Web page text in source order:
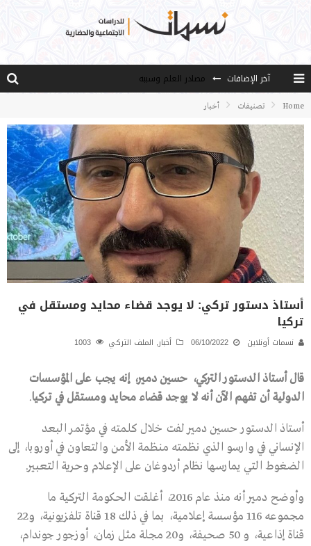
آخر الإضافات
مصادر العلم وسببه
مدارس كولن: التعليم بوصفه مشروعًا لبناء الإنسان والمجتمع
هذا النهج نهج أصيل
الخدمة ..من فقه الأزمة إلى فقه العمل
Home تصنيفات أخبار
أستاذ دستور تركي: لا يوجد قضاء محايد ومستقل في
تركيا
نسمات أونلاين 06/10/2022 أخبار, الملف التركي
قال أستاذ الدستور التركي، حسين دمير، إنه يجب على المؤسسات
الدولية أن تفهم الآن أنه لا يوجد قضاء محايد ومستقل في تركيا.
أستاذ الدستور حسين دمير لفت خلال كلمته في مؤتمر البعد
الإنساني في وارسو الذي نظمته منظمة الأمن والتعاون في أوروبا، إلى
الضغوط التي يمارسها نظام أردوغان على الإعلام وحرية التعبير.
وأوضح دمير أنه منذ عام 2016، أغلقت الحكومة التركية ما
مجموعه 116 مؤسسة إعلامية، بما في ذلك 18 قناة تلفزيونية، و22
قناة إذاعية، و 50 صحيفة، و20 مجلة مثل زمان، أوزجور جوندام،